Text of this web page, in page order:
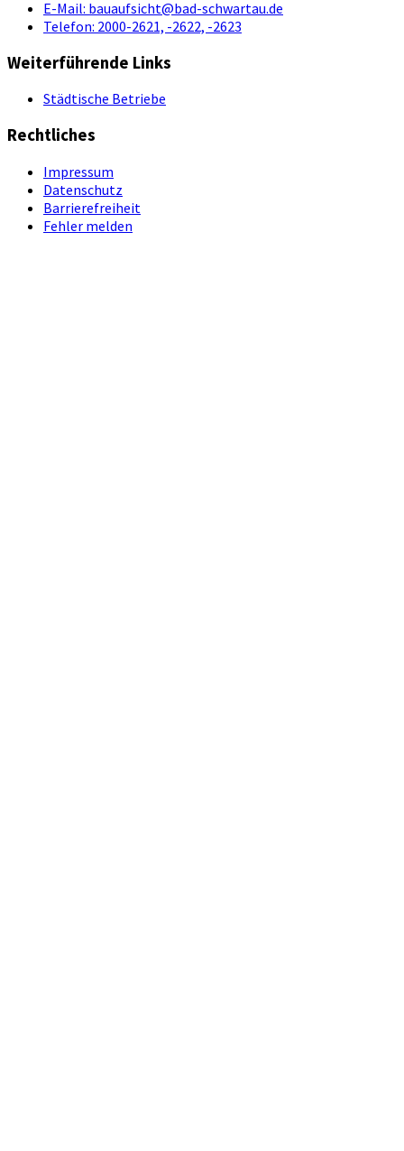
E-Mail: bauaufsicht@bad-schwartau.de
Telefon: 2000-2621, -2622, -2623
Weiterführende Links
Städtische Betriebe
Rechtliches
Impressum
Datenschutz
Barrierefreiheit
Fehler melden